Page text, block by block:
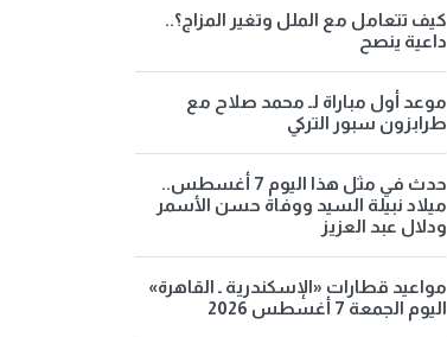
كيف تتعامل مع الملل وتغير المزاج؟..
داعية ينصح
موعد أول مباراة لـ محمد صلاح مع
طرابزون سبور التركي
حدث في مثل هذا اليوم 7 أغسطس..
ميلاد نبيلة السيد ووفاة حسن الأسمر
ودلال عبد العزيز
مواعيد قطارات «الإسكندرية ـ القاهرة»
اليوم الجمعة 7 أغسطس 2026